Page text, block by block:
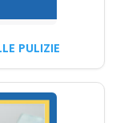
PULIZIE